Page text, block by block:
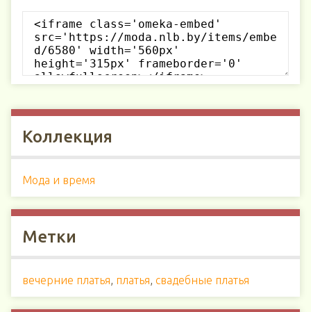
Коллекция
Мода и время
Метки
вечерние платья, платья, свадебные платья